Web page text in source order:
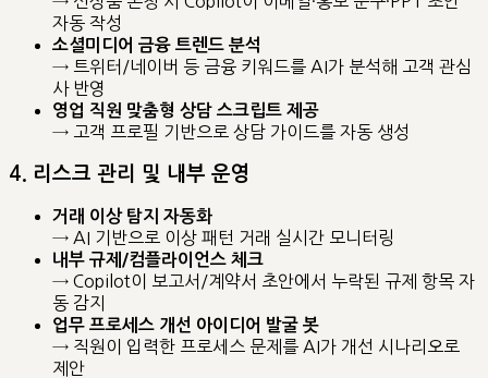
자동 작성
소셜미디어 금융 트렌드 분석
→ 트위터/네이버 등 금융 키워드를 AI가 분석해 고객 관심
사 반영
영업 직원 맞춤형 상담 스크립트 제공
→ 고객 프로필 기반으로 상담 가이드를 자동 생성
4. 리스크 관리 및 내부 운영
거래 이상 탐지 자동화
→ AI 기반으로 이상 패턴 거래 실시간 모니터링
내부 규제/컴플라이언스 체크
→ Copilot이 보고서/계약서 초안에서 누락된 규제 항목 자
동 감지
업무 프로세스 개선 아이디어 발굴 봇
→ 직원이 입력한 프로세스 문제를 AI가 개선 시나리오로
제안